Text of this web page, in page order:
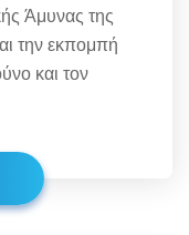
Άμυνας της
την εκπομπή
και τον